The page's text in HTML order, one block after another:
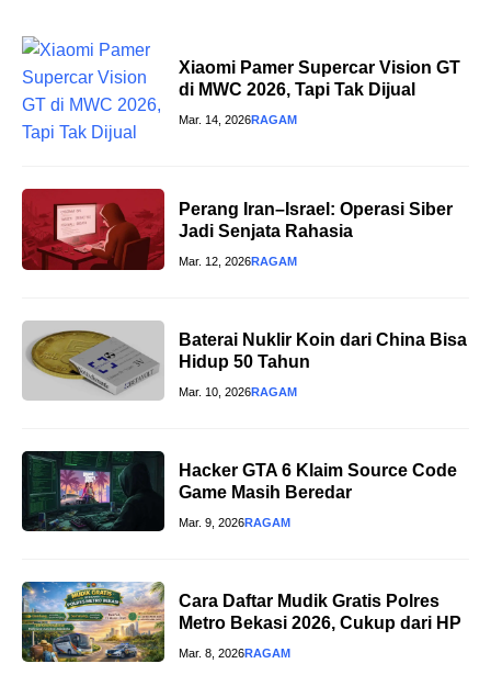
Xiaomi Pamer Supercar Vision GT
di MWC 2026, Tapi Tak Dijual
Mar. 14, 2026RAGAM
Perang Iran–Israel: Operasi Siber
Jadi Senjata Rahasia
Mar. 12, 2026RAGAM
Baterai Nuklir Koin dari China Bisa
Hidup 50 Tahun
Mar. 10, 2026RAGAM
Hacker GTA 6 Klaim Source Code
Game Masih Beredar
Mar. 9, 2026RAGAM
Cara Daftar Mudik Gratis Polres
Metro Bekasi 2026, Cukup dari HP
Mar. 8, 2026RAGAM